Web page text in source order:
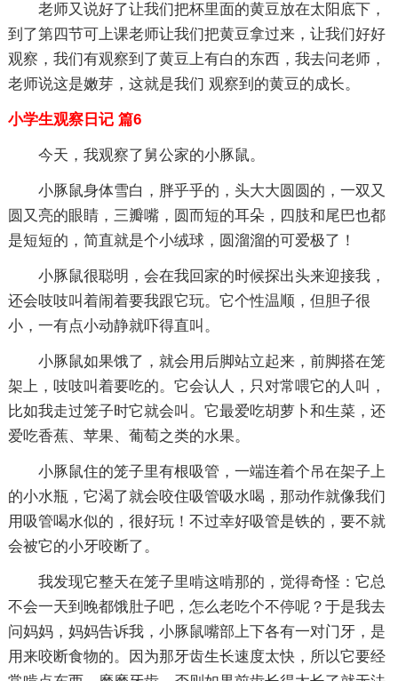
老师又说好了让我们把杯里面的黄豆放在太阳底下，
到了第四节可上课老师让我们把黄豆拿过来，让我们好好
观察，我们有观察到了黄豆上有白的东西，我去问老师，
老师说这是嫩芽，这就是我们 观察到的黄豆的成长。
小学生观察日记 篇6
今天，我观察了舅公家的小豚鼠。
小豚鼠身体雪白，胖乎乎的，头大大圆圆的，一双又
圆又亮的眼睛，三瓣嘴，圆而短的耳朵，四肢和尾巴也都
是短短的，简直就是个小绒球，圆溜溜的可爱极了！
小豚鼠很聪明，会在我回家的时候探出头来迎接我，
还会吱吱叫着闹着要我跟它玩。它个性温顺，但胆子很
小，一有点小动静就吓得直叫。
小豚鼠如果饿了，就会用后脚站立起来，前脚搭在笼
架上，吱吱叫着要吃的。它会认人，只对常喂它的人叫，
比如我走过笼子时它就会叫。它最爱吃胡萝卜和生菜，还
爱吃香蕉、苹果、葡萄之类的水果。
小豚鼠住的笼子里有根吸管，一端连着个吊在架子上
的小水瓶，它渴了就会咬住吸管吸水喝，那动作就像我们
用吸管喝水似的，很好玩！不过幸好吸管是铁的，要不就
会被它的小牙咬断了。
我发现它整天在笼子里啃这啃那的，觉得奇怪：它总
不会一天到晚都饿肚子吧，怎么老吃个不停呢？于是我去
问妈妈，妈妈告诉我，小豚鼠嘴部上下各有一对门牙，是
用来咬断食物的。因为那牙齿生长速度太快，所以它要经